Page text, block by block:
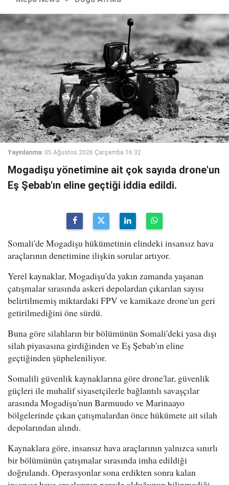
Yayınlanma: 05 Ağustos 2026 Çarşamba 16:32
Mogadişu yönetimine ait çok sayıda drone'un
Eş Şebab'ın eline geçtiği iddia edildi.
Somali'de Mogadişu hükümetinin elindeki insansız hava
araçlarının denetimine ilişkin sorular artıyor.
Yerel kaynaklar, Mogadişu'da yakın zamanda yaşanan
çatışmalar sırasında askeri depolardan çıkarılan sayısı
belirtilmemiş miktardaki FPV ve kamikaze drone'un geri
getirilmediğini öne sürdü.
Buna göre silahların bir bölümünün Somali'deki yasa dışı
silah piyasasına girdiğinden ve Eş Şebab'ın eline
geçtiğinden şüpheleniliyor.
Somalili güvenlik kaynaklarına göre drone'lar, güvenlik
güçleri ile muhalif siyasetçilerle bağlantılı savaşçılar
arasında Mogadişu'nun Barmuudo ve Marinaayo
bölgelerinde çıkan çatışmalardan önce hükümete ait silah
depolarından alındı.
Kaynaklara göre, insansız hava araçlarının yalnızca sınırlı
bir bölümünün çatışmalar sırasında imha edildiği
doğrulandı. Operasyonlar sona erdikten sonra kalan